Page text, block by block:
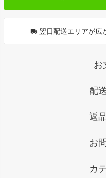
翌日配送エリアが広
お
配
返
お
カ